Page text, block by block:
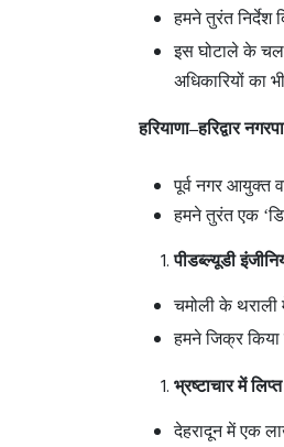
हमने तुरंत निर्देश
इस घोटाले के
अधिकारियों का
हरियाणा–हरिद्वार
पूर्व नगर आयुक्त
हमने तुरंत एक
पीडब्ल्यूडी
चमोली के थराली
हमने जिक्र किया
भ्रष्टाचार में
देहरादून में एक